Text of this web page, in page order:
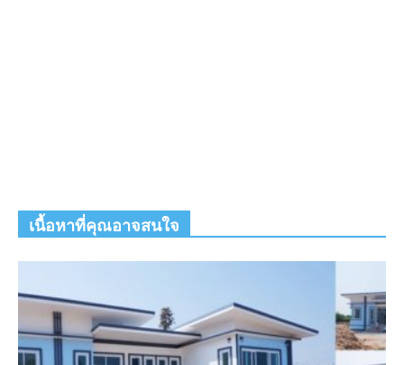
เนื้อหาที่คุณอาจสนใจ